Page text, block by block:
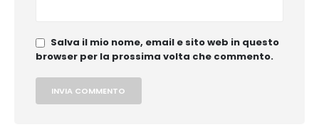
Salva il mio nome, email e sito web in questo
browser per la prossima volta che commento.